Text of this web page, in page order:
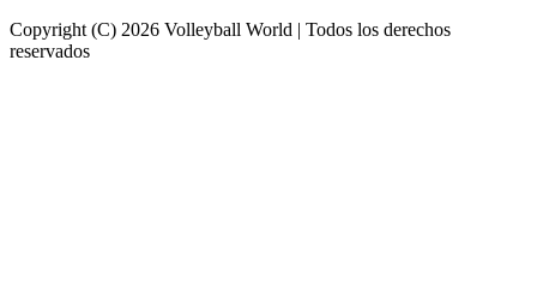
Copyright (C) 2026 Volleyball World | Todos los derechos
reservados